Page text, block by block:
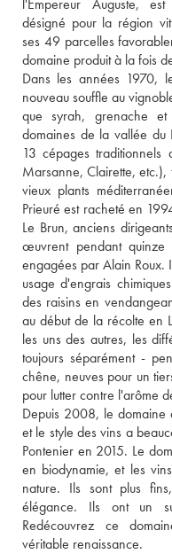
l'Empereur Auguste,
désigné pour la région
ses 49 parcelles
domaine produit à la fois
Dans les années 1970,
nouveau souffle au
que syrah, grenache et
domaines de la vallée du
13 cépages traditionnels
Marsanne, Clairette,
vieux plants
Prieuré est racheté en
Le Brun, anciens
œuvrent pendant quinze
engagées par Alain Roux.
usage d'engrais
des raisins en
au début de la récolte en
les uns des autres, les
toujours séparément -
chêne, neuves pour un
pour lutter contre l'arôme
Depuis 2008, le domaine
et le style des vins a
Pontenier en 2015. Le
en biodynamie, et les
nature. Ils sont plus
élégance. Ils ont un
Redécouvrez ce
véritable renaissance.